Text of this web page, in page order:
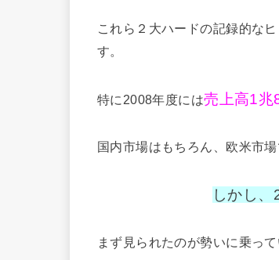
これら２大ハードの記録的な
す。
特に2008年度には売上高1兆
国内市場はもちろん、欧米市
しかし、
まず見られたのが勢いに乗って